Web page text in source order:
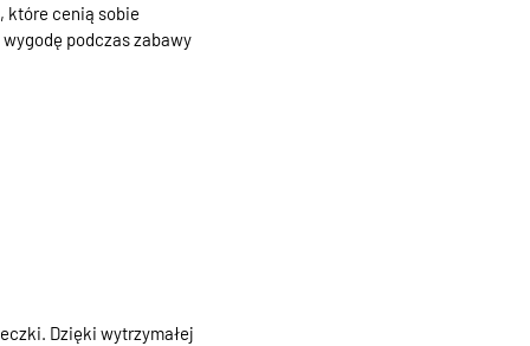
które cenią sobie
podczas zabawy
Dzięki wytrzymałej